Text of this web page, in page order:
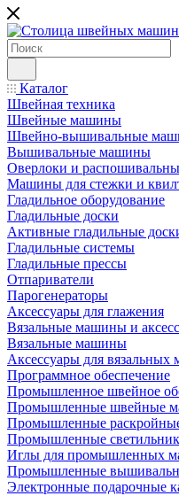
Каталог
Швейная техника
Швейные машины
Швейно-вышивальные
Вышивальные машины
Оверлоки и
Машины для стежки и
Гладильное оборудование
Гладильные доски
Активные гладильные
Гладильные системы
Гладильные прессы
Отпариватели
Парогенераторы
Аксессуары для глажения
Вязальные машины и
Вязальные машины
Аксессуары для вязальных
Программное обеспечение
Промышленное швейное
Промышленные швейные
Промышленные
Промышленные
Иглы для промышленных
Промышленные
Электронные подарочные